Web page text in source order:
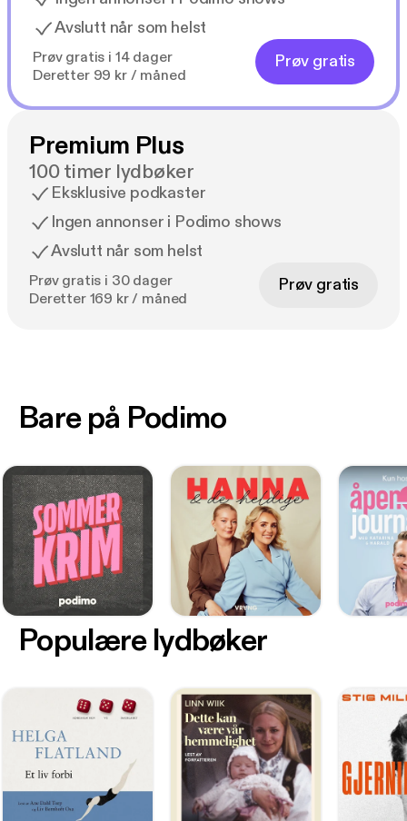
Avslutt når som helst
Prøv gratis i 14 dager
Deretter 99 kr / måned
Prøv gratis
Premium Plus
100 timer lydbøker
Eksklusive podkaster
Ingen annonser i Podimo shows
Avslutt når som helst
Prøv gratis i 30 dager
Deretter 169 kr / måned
Prøv gratis
Bare på Podimo
Populære lydbøker